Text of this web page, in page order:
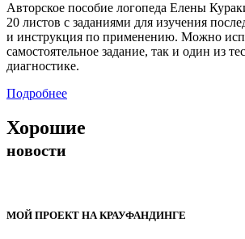
Авторское пособие логопеда Елены
20 листов с заданиями для изучения
и инструкция по применению. Можно
самостоятельное задание, так и один из
диагностике.
Подробнее
Хорошие
новости
МОЙ ПРОЕКТ НА КРАУФАНДИНГЕ